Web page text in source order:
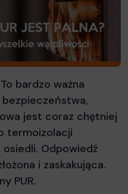
bardzo ważna
jest coraz chętniej
termoizolacji
osiedli. Odpowiedź
i zaskakująca.
PUR.